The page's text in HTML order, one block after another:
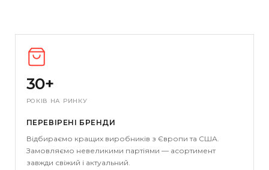
30+
РОКІВ НА РИНКУ
ПЕРЕВІРЕНІ БРЕНДИ
Відбираємо кращих виробників з Європи та США.
Замовляємо невеликими партіями — асортимент
завжди свіжий і актуальний.